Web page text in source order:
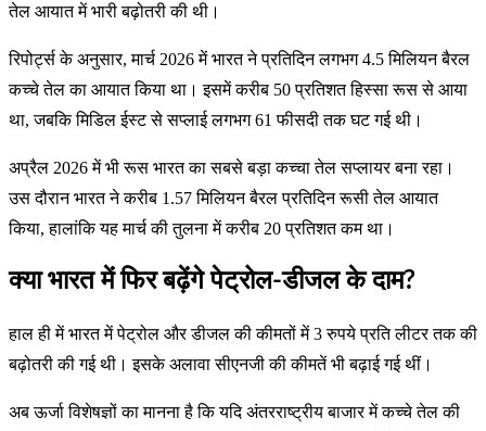
तेल आयात में भारी बढ़ोतरी की थी।
रिपोर्ट्स के अनुसार, मार्च 2026 में भारत ने प्रतिदिन लगभग 4.5 मिलियन बैरल
कच्चे तेल का आयात किया था। इसमें करीब 50 प्रतिशत हिस्सा रूस से आया
था, जबकि मिडिल ईस्ट से सप्लाई लगभग 61 फीसदी तक घट गई थी।
अप्रैल 2026 में भी रूस भारत का सबसे बड़ा कच्चा तेल सप्लायर बना रहा।
उस दौरान भारत ने करीब 1.57 मिलियन बैरल प्रतिदिन रूसी तेल आयात
किया, हालांकि यह मार्च की तुलना में करीब 20 प्रतिशत कम था।
क्या भारत में फिर बढ़ेंगे पेट्रोल-डीजल के दाम?
हाल ही में भारत में पेट्रोल और डीजल की कीमतों में 3 रुपये प्रति लीटर तक की
बढ़ोतरी की गई थी। इसके अलावा सीएनजी की कीमतें भी बढ़ाई गई थीं।
अब ऊर्जा विशेषज्ञों का मानना है कि यदि अंतरराष्ट्रीय बाजार में कच्चे तेल की